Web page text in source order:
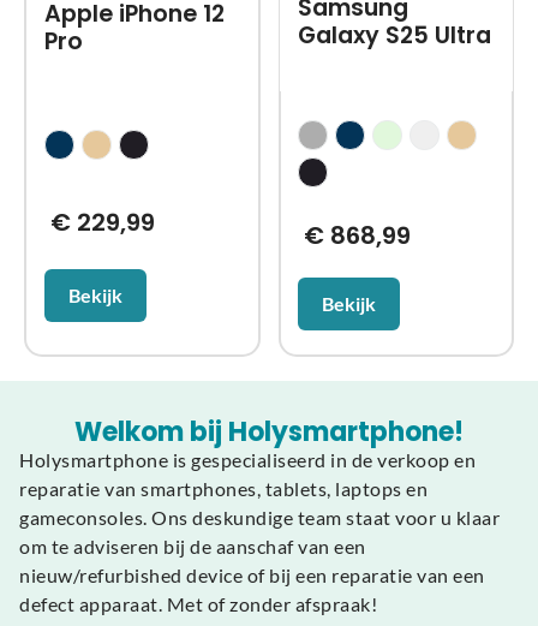
Apple iPhone 12
Pro
€229,99
Bekijk
Samsung
Galaxy S25 Ultra
€ 868,99
Bekijk
Welkom bij Holysmartphone!
Holysmartphone is gespecialiseerd in de verkoop en
reparatie van smartphones, tablets, laptops en
gameconsoles. Ons deskundige team staat voor u klaar
om te adviseren bij de aanschaf van een
nieuw/refurbished device of bij een reparatie van een
defect apparaat. Met of zonder afspraak!